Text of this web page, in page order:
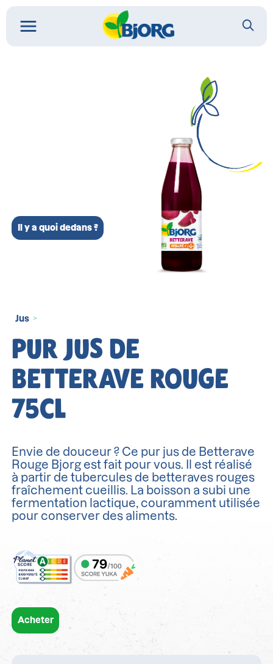
Il y a quoi dedans ?
Jus >
PUR JUS DE
BETTERAVE ROUGE
75CL
Envie de douceur ? Ce pur jus de Betterave
Rouge Bjorg est fait pour vous. Il est réalisé
à partir de tubercules de betteraves rouges
fraîchement cueillis. La boisson a subi une
fermentation lactique, couramment utilisée
pour conserver des aliments.
Acheter